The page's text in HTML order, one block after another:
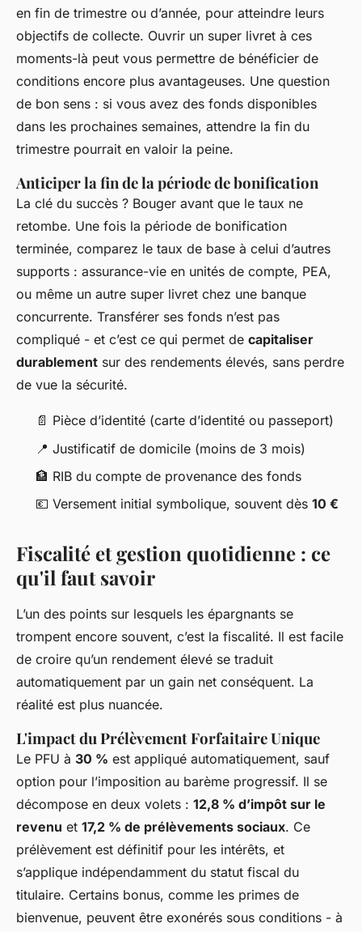
en fin de trimestre ou d’année, pour atteindre leurs
objectifs de collecte. Ouvrir un super livret à ces
moments-là peut vous permettre de bénéficier de
conditions encore plus avantageuses. Une question
de bon sens : si vous avez des fonds disponibles
dans les prochaines semaines, attendre la fin du
trimestre pourrait en valoir la peine.
Anticiper la fin de la période de bonification
La clé du succès ? Bouger avant que le taux ne
retombe. Une fois la période de bonification
terminée, comparez le taux de base à celui d’autres
supports : assurance-vie en unités de compte, PEA,
ou même un autre super livret chez une banque
concurrente. Transférer ses fonds n’est pas
compliqué - et c’est ce qui permet de capitaliser
durablement sur des rendements élevés, sans perdre
de vue la sécurité.
📄 Pièce d’identité (carte d’identité ou passeport)
📍 Justificatif de domicile (moins de 3 mois)
🏦 RIB du compte de provenance des fonds
💶 Versement initial symbolique, souvent dès 10 €
Fiscalité et gestion quotidienne : ce
qu'il faut savoir
L’un des points sur lesquels les épargnants se
trompent encore souvent, c’est la fiscalité. Il est facile
de croire qu’un rendement élevé se traduit
automatiquement par un gain net conséquent. La
réalité est plus nuancée.
L'impact du Prélèvement Forfaitaire Unique
Le PFU à 30 % est appliqué automatiquement, sauf
option pour l’imposition au barème progressif. Il se
décompose en deux volets : 12,8 % d’impôt sur le
revenu et 17,2 % de prélèvements sociaux. Ce
prélèvement est définitif pour les intérêts, et
s’applique indépendamment du statut fiscal du
titulaire. Certains bonus, comme les primes de
bienvenue, peuvent être exonérés sous conditions - à